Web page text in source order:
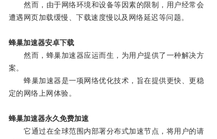
然而，由于网络环境和设备等因素的限制，用户经常会
遭遇网页加载缓慢、下载速度慢以及网络延迟等问题。
蜂巢加速器安卓下载
然而，蜂巢加速器应运而生，为用户提供了一种解决方
案。
蜂巢加速器是一项网络优化技术，旨在提供更快、更稳
定的网络上网体验。
蜂巢加速器永久免费加速
它通过在全球范围内部署分布式加速节点，将用户的请